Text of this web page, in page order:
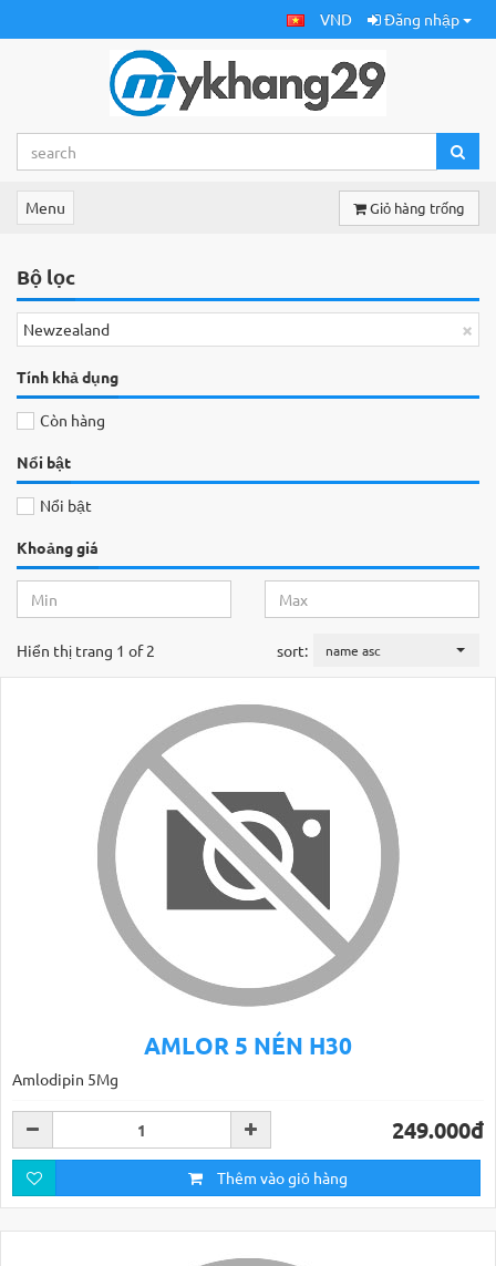
VND Đăng nhập
Menu Giỏ hàng trống
Bộ lọc
×
Newzealand
Tính khả dụng
Còn hàng
Nổi bật
Nổi bật
Khoảng giá
sort: name asc
Hiển thị trang 1 of 2
AMLOR 5 NÉN H30
Amlodipin 5Mg
249.000đ
Thêm vào giỏ hàng